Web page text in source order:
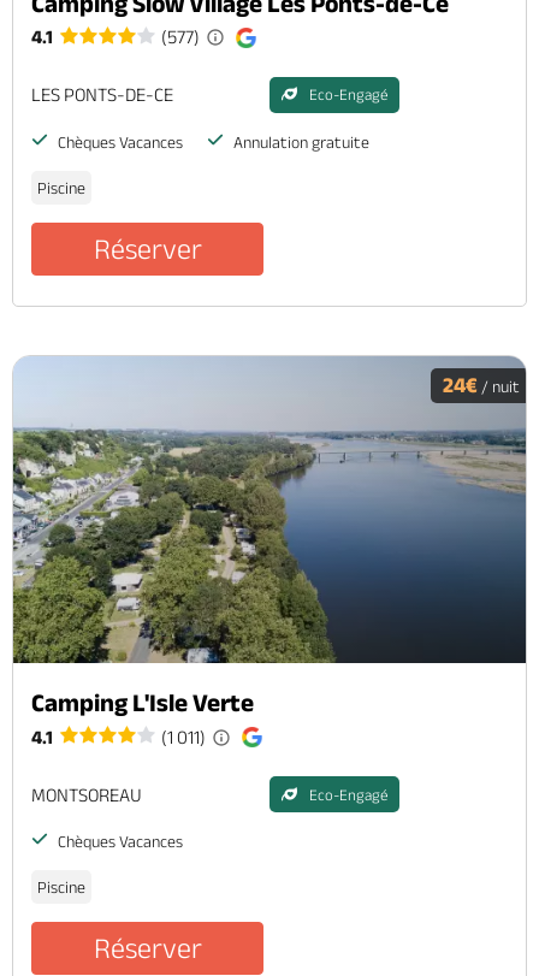
4.1 (577)
LES PONTS-DE-CE Eco-Engagé
Chèques Vacances Annulation gratuite
Piscine
Réserver
24€ / nuit
Camping L'Isle Verte
4.1 (1 011)
MONTSOREAU Eco-Engagé
Chèques Vacances
Piscine
Réserver